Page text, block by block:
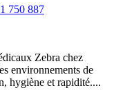
750 887
Zebra chez
environnements de
hygiène et rapidité....